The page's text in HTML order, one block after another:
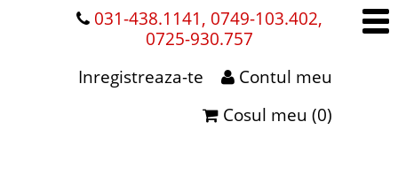
031-438.1141, 0749-103.402,
0725-930.757
Contul meu
Inregistreaza-te
Cosul meu (0)